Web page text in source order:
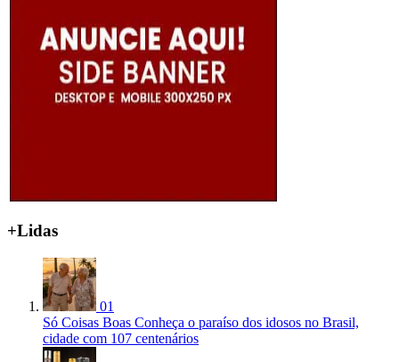
+Lidas
01
Só Coisas Boas Conheça o paraíso dos idosos no Brasil,
cidade com 107 centenários